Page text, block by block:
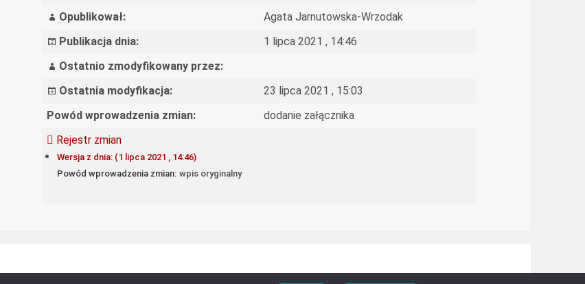
Opublikował:
Agata Jarnutowska-Wrzodak
Publikacja dnia:
1 lipca 2021 , 14:46
Ostatnio zmodyfikowany przez:
Ostatnia modyfikacja:
23 lipca 2021 , 15:03
Powód wprowadzenia zmian:
dodanie załącznika
Rejestr zmian
Wersja z dnia: (1 lipca 2021 , 14:46)
Powód wprowadzenia zmian: wpis oryginalny